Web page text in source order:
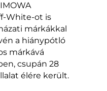
White-ot is
márkákkal
a hiánypótló
márkává
csupán 28
élére került.